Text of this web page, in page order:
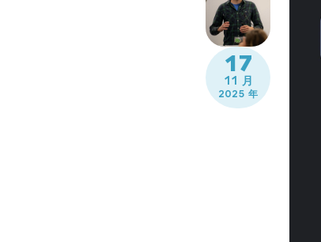
17
11 月
2025 年